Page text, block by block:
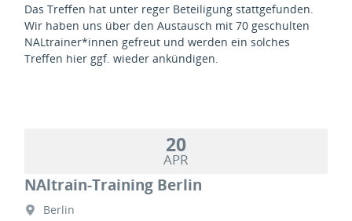
Das Treffen hat unter reger Beteiligung stattgefunden.
Wir haben uns über den Austausch mit 70 geschulten
NALtrainer*innen gefreut und werden ein solches
Treffen hier ggf. wieder ankündigen.
20
APR
NAltrain-Training Berlin
Berlin